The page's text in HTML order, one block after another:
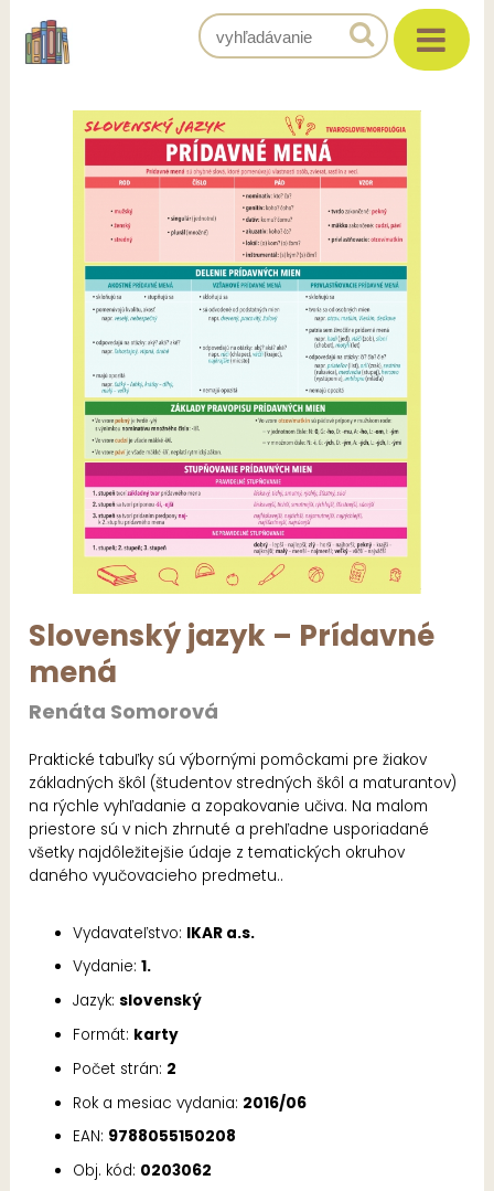
Slovenský jazyk – Prídavné
mená
Renáta Somorová
Praktické tabuľky sú výbornými pomôckami pre žiakov
základných škôl (študentov stredných škôl a maturantov)
na rýchle vyhľadanie a zopakovanie učiva. Na malom
priestore sú v nich zhrnuté a prehľadne usporiadané
všetky najdôležitejšie údaje z tematických okruhov
daného vyučovacieho predmetu..
Vydavateľstvo: IKAR a.s.
Vydanie:1.
Jazyk:slovenský
Formát: karty
Počet strán: 2
Rok a mesiac vydania: 2016/06
EAN: 9788055150208
Obj. kód: 0203062